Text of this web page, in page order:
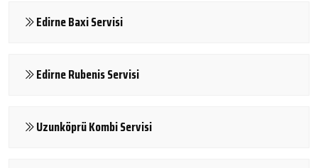
Edirne Baxi Servisi
Edirne Rubenis Servisi
Uzunköprü Kombi Servisi